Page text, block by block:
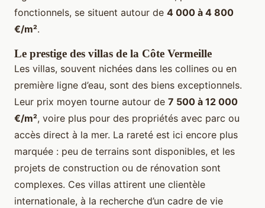
fonctionnels, se situent autour de 4 000 à 4 800
€/m².
Le prestige des villas de la Côte Vermeille
Les villas, souvent nichées dans les collines ou en
première ligne d’eau, sont des biens exceptionnels.
Leur prix moyen tourne autour de 7 500 à 12 000
€/m², voire plus pour des propriétés avec parc ou
accès direct à la mer. La rareté est ici encore plus
marquée : peu de terrains sont disponibles, et les
projets de construction ou de rénovation sont
complexes. Ces villas attirent une clientèle
internationale, à la recherche d’un cadre de vie